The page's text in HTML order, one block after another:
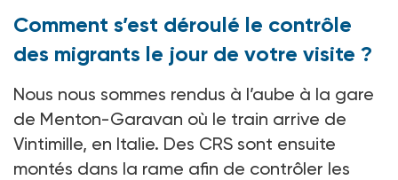
Comment s’est déroulé le contrôle
des migrants le jour de votre visite ?
Nous nous sommes rendus à l’aube à la gare
de Menton-Garavan où le train arrive de
Vintimille, en Italie. Des CRS sont ensuite
montés dans la rame afin de contrôler les